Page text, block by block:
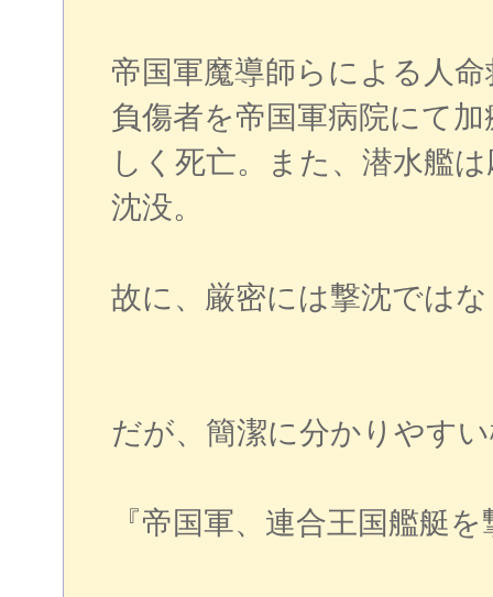
帝国軍魔導師らによる人
負傷者を帝国軍病院にて
しく死亡。また、潜水艦
沈没。
故に、厳密には撃沈では
だが、簡潔に分かりやす
『帝国軍、連合王国艦艇を